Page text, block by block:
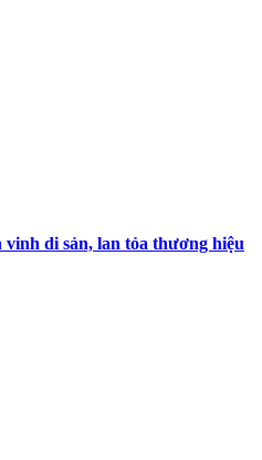
di sản, lan tỏa thương hiệu